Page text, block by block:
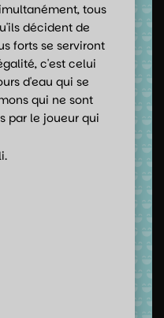
tous
décident de
forts se serviront
c'est celui
d'eau qui se
qui ne sont
par le joueur qui